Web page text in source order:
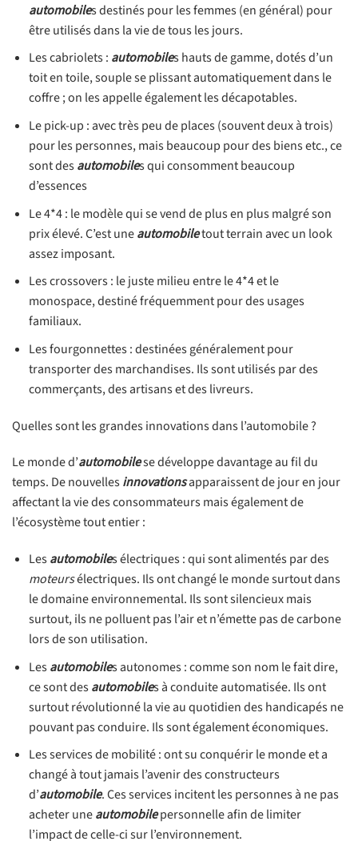
automobiles destinés pour les femmes (en général) pour
être utilisés dans la vie de tous les jours.
Les cabriolets : automobiles hauts de gamme, dotés d’un
toit en toile, souple se plissant automatiquement dans le
coffre ; on les appelle également les décapotables.
Le pick-up : avec très peu de places (souvent deux à trois)
pour les personnes, mais beaucoup pour des biens etc., ce
sont desautomobiles qui consomment beaucoup
d’essences
Le 4*4 : le modèle qui se vend de plus en plus malgré son
prix élevé. C’est uneautomobiletout terrain avec un look
assez imposant.
Les crossovers : le juste milieu entre le 4*4 et le
monospace, destiné fréquemment pour des usages
familiaux.
Les fourgonnettes : destinées généralement pour
transporter des marchandises. Ils sont utilisés par des
commerçants, des artisans et des livreurs.
Quelles sont les grandes innovations dans l’automobile ?
Le monde d’automobilese développe davantage au fil du
temps. De nouvellesinnovationsapparaissent de jour en jour
affectant la vie des consommateurs mais également de
l’écosystème tout entier :
Lesautomobiles électriques : qui sont alimentés par des
moteursélectriques. Ils ont changé le monde surtout dans
le domaine environnemental. Ils sont silencieux mais
surtout, ils ne polluent pas l’air et n’émette pas de carbone
lors de son utilisation.
Lesautomobiles autonomes : comme son nom le fait dire,
ce sont desautomobiles à conduite automatisée. Ils ont
surtout révolutionné la vie au quotidien des handicapés ne
pouvant pas conduire. Ils sont également économiques.
Les services de mobilité : ont su conquérir le monde et a
changé à tout jamais l’avenir des constructeurs
d’automobile. Ces services incitent les personnes à ne pas
acheter uneautomobilepersonnelle afin de limiter
l’impact de celle-ci sur l’environnement.